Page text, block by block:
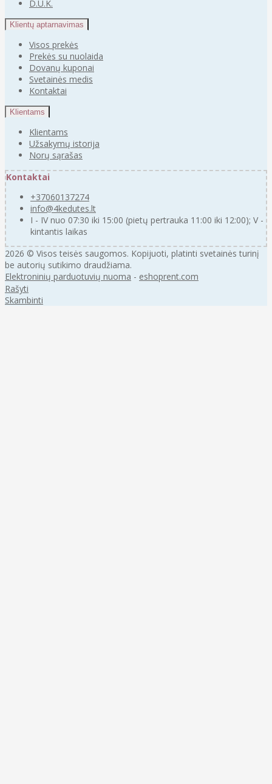
D.U.K.
Klientų aptarnavimas
Visos prekės
Prekės su nuolaida
Dovanų kuponai
Svetainės medis
Kontaktai
Klientams
Klientams
Užsakymų istorija
Norų sąrašas
Kontaktai
+37060137274
info@4kedutes.lt
I - IV nuo 07:30 iki 15:00 (pietų pertrauka 11:00 iki 12:00); V -
kintantis laikas
2026 © Visos teisės saugomos. Kopijuoti, platinti svetainės turinį
be autorių sutikimo draudžiama.
Elektroninių parduotuvių nuoma - eshoprent.com
Rašyti
Skambinti